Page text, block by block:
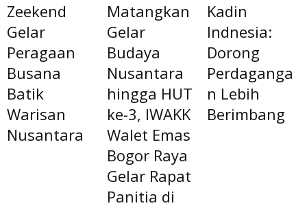
Zeekend
Gelar
Peragaan
Busana
Batik
Warisan
Nusantara
Matangkan
Gelar
Budaya
Nusantara
hingga HUT
ke-3, IWAKK
Walet Emas
Bogor Raya
Gelar Rapat
Panitia di
Kadin
Indnesia:
Dorong
Perdaganga
n Lebih
Berimbang